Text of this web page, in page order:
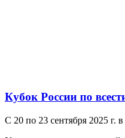
Кубок России по
С 20 по 23 сентября 2025 г.